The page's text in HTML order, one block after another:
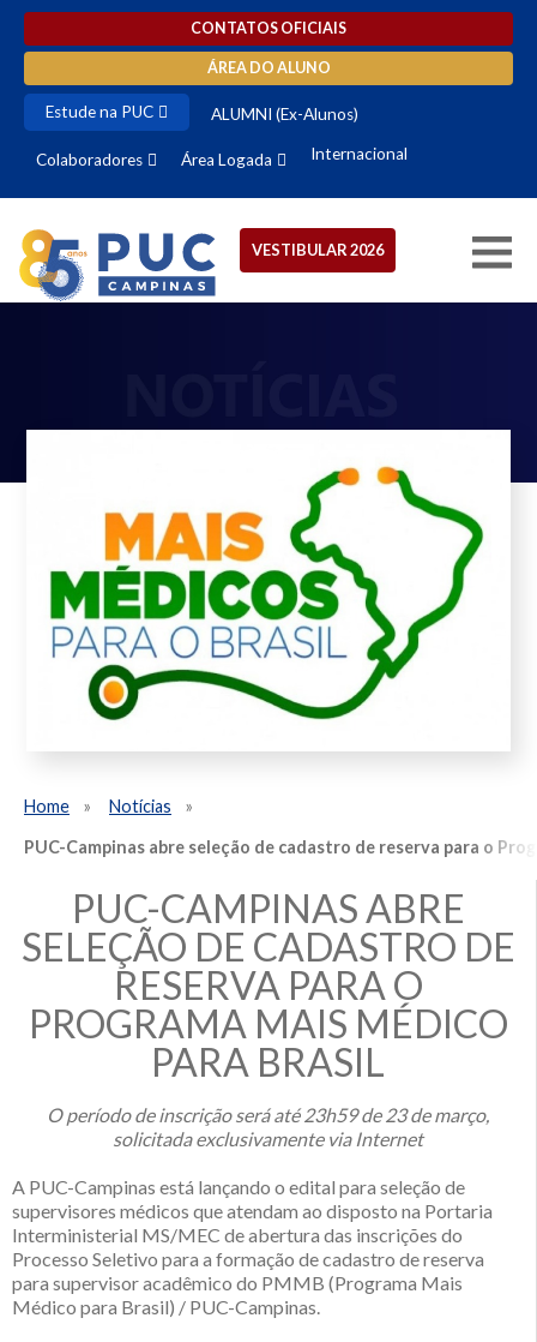
CONTATOS OFICIAIS
ÁREA DO ALUNO
Estude na PUC ALUMNI (Ex-Alunos)
Colaboradores Área Logada Internacional
VESTIBULAR 2026
Home
Notícias
PUC-Campinas abre seleção de cadastro de reserva para o
PUC-CAMPINAS ABRE
SELEÇÃO DE CADASTRO DE
RESERVA PARA O
PROGRAMA MAIS MÉDICO
PARA BRASIL
O período de inscrição será até 23h59 de 23 de março,
solicitada exclusivamente via Internet
A PUC-Campinas está lançando o edital para seleção de
supervisores médicos que atendam ao disposto na Portaria
Interministerial MS/MEC de abertura das inscrições do
Processo Seletivo para a formação de cadastro de reserva
para supervisor acadêmico do PMMB (Programa Mais
Médico para Brasil) / PUC-Campinas.